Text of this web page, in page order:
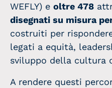
WEFLY) e oltre 478
disegnati su misura
costruiti per
legati a equità,
sviluppo della cultura
A rendere questi